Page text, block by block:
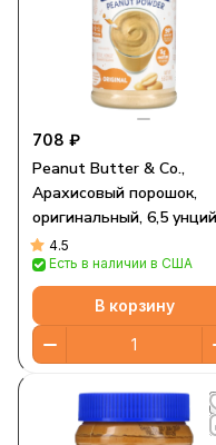
708 ₽
Peanut Butter & Co.,
Арахисовый порошок,
оригинальный, 6,5 унций
(184 г)
4.5
Есть в наличии в США
В корзину